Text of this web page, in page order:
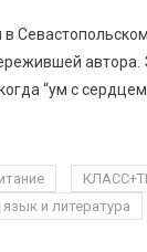
в
“ум с
язык и литература